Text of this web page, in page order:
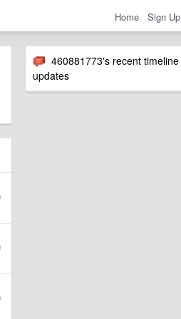
Home Sign Up
460881773's recent timeline
updates